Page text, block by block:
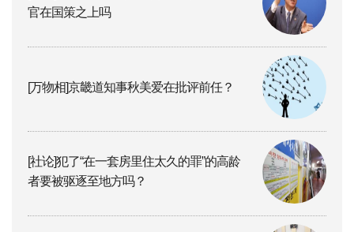
官在国策之上吗
[万物相]京畿道知事秋美爱在批评前任？
[社论]犯了“在一套房里住太久的罪”的高龄
者要被驱逐至地方吗？